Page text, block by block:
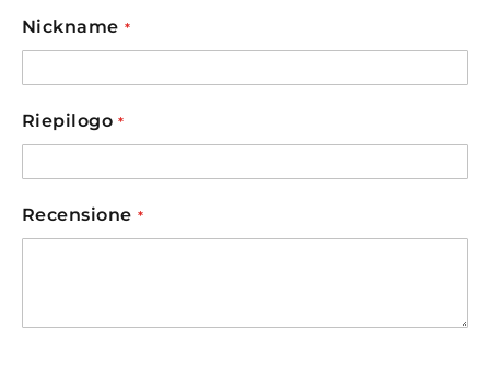
star
stars
stars
stars
stars
Nickname
Riepilogo
Recensione